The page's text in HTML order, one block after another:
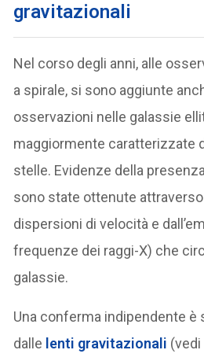
gravitazionali
Nel corso degli anni, alle
a spirale, si sono aggiunte
osservazioni nelle galassie
maggiormente caratterizzate
stelle. Evidenze della
sono state ottenute
dispersioni di velocità e
frequenze dei raggi-X) che
galassie.
Una conferma indipendente è
dalle lenti gravitazionali